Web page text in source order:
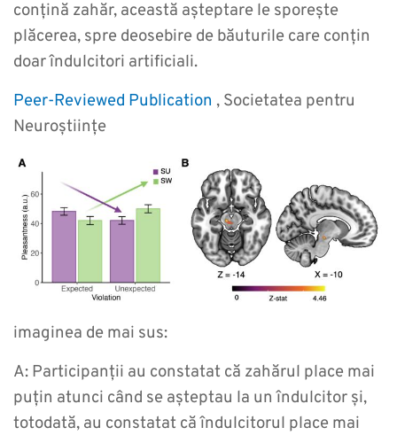
conțină zahăr, această așteptare le sporește
plăcerea, spre deosebire de băuturile care conțin
doar îndulcitori artificiali.
Peer-Reviewed Publication , Societatea pentru
Neuroștiințe
imaginea de mai sus:
A: Participanții au constatat că zahărul place mai
puțin atunci când se așteptau la un îndulcitor și,
totodată, au constatat că îndulcitorul place mai